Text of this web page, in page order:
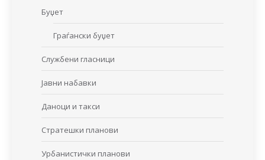
Буџет
Граѓански буџет
Службени гласници
Јавни набавки
Даноци и такси
Стратешки планови
Урбанистички планови